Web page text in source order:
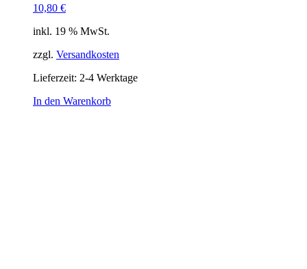
10,80 €
inkl. 19 % MwSt.
zzgl. Versandkosten
Lieferzeit: 2-4 Werktage
In den Warenkorb